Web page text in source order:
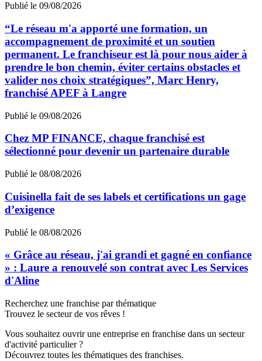
Publié le 09/08/2026
“Le réseau m'a apporté une formation, un
accompagnement de proximité et un soutien
permanent. Le franchiseur est là pour nous aider à
prendre le bon chemin, éviter certains obstacles et
valider nos choix stratégiques”, Marc Henry,
franchisé APEF à Langre
Publié le 09/08/2026
Chez MP FINANCE, chaque franchisé est
sélectionné pour devenir un partenaire durable
Publié le 08/08/2026
Cuisinella fait de ses labels et certifications un gage
d’exigence
Publié le 08/08/2026
« Grâce au réseau, j'ai grandi et gagné en confiance
» : Laure a renouvelé son contrat avec Les Services
d'Aline
Recherchez une franchise par thématique
Trouvez le secteur de vos rêves !
Vous souhaitez ouvrir une entreprise en franchise dans un secteur
d'activité particulier ?
Découvrez toutes les thématiques des franchises.